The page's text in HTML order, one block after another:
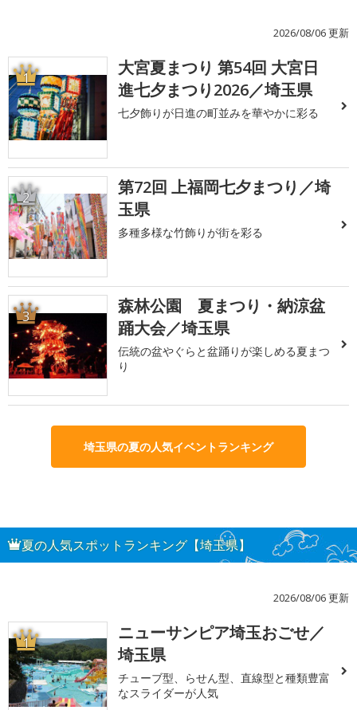
2026/08/06 更新
1
大宮夏まつり 第54回 大宮日
進七夕まつり2026／埼玉県
七夕飾りが日進の町並みを華やかに彩る
2
第72回 上福岡七夕まつり／埼
玉県
多種多様な竹飾りが街を彩る
3
森林公園 夏まつり・納涼盆
踊大会／埼玉県
伝統の盆やぐらと盆踊りが楽しめる夏まつ
り
埼玉県の夏の人気イベントランキング
夏の人気スポットランキング【埼玉県】
2026/08/06 更新
1
ニューサンピア埼玉おごせ／
埼玉県
チューブ型、らせん型、直線型と種類豊富
なスライダーが人気